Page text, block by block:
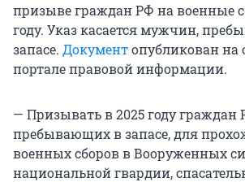
призыве граждан РФ на военные
году. Указ касается мужчин,
запасе. Документопубликован
портале правовой информации.
— Призывать в 2025 году граждан
пребывающих в запасе, для
военных сборов в Вооруженных
национальной гвардии,